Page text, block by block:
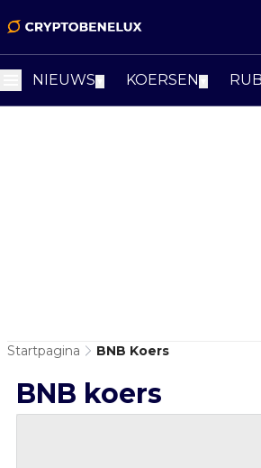
NIEUWS KOERSEN
Startpagina BNB Koers
BNB koers